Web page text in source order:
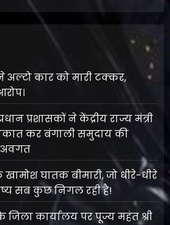
कार को मारी टक्कर,
प्रशासकों ने केंद्रीय राज्य मंत्री
कर बंगाली समुदाय की
घातक बीमारी, जो धीरे-धीरे
सब कुछ निगल रही है!
जिला कार्यालय पर पूज्य महंत श्री